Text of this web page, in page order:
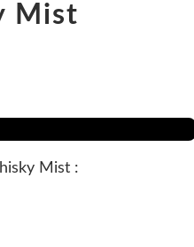
Mist
Mist :